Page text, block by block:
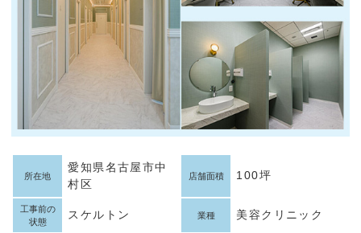
所在地
愛知県名古屋市中
村区
店舗面積 100坪
工事前の
状態
スケルトン 業種 美容クリニック